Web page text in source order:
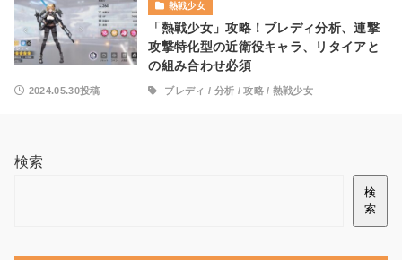
熱戦少女
「熱戦少女」攻略！ブレディ分析、連撃
攻撃特化型の近衛役キャラ、リタイアと
の組み合わせ必須
2024.05.30投稿 ブレディ / 分析 /攻略/ 熱戦少女
検索
検
索